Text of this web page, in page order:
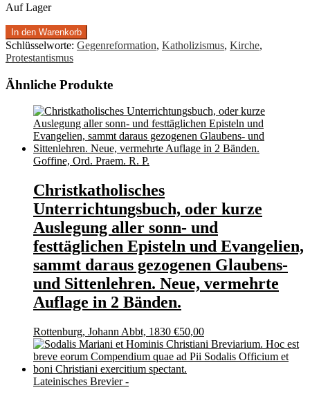
Auf Lager
In den Warenkorb
Schlüsselworte: Gegenreformation, Katholizismus, Kirche,
Protestantismus
Ähnliche Produkte
Goffine, Ord. Praem. R. P.
Christkatholisches
Unterrichtungsbuch, oder kurze
Auslegung aller sonn- und
festtäglichen Episteln und Evangelien,
sammt daraus gezogenen Glaubens-
und Sittenlehren. Neue, vermehrte
Auflage in 2 Bänden.
Rottenburg, Johann Abbt, 1830 €50,00
Lateinisches Brevier -